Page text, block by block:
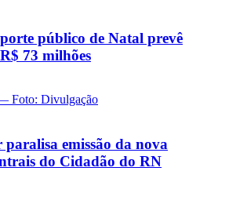
público de Natal prevê
73 milhões
emissão da nova
do Cidadão do RN